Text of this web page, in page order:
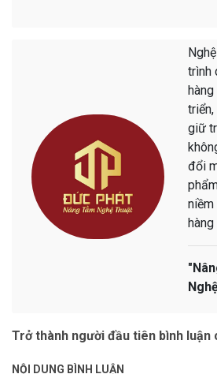
trình
giữ
đổi
Trở thành người đầu tiên bình luận
NỘI DUNG BÌNH LUẬN